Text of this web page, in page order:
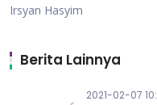
Irsyan Hasyim
Berita Lainnya
2021-02-07